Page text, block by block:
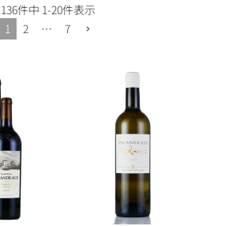
ペトリュス
ルイ・ロデレール
カリフォルニア
10,000円〜39,999円
お問い合わせ
136件中 1-20件表示
1
2 … 7